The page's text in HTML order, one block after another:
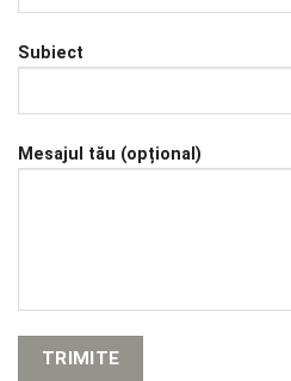
Subiect
Mesajul tău (opțional)